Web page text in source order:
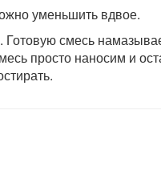
уменьшить вдвое.
смесь
просто наносим и